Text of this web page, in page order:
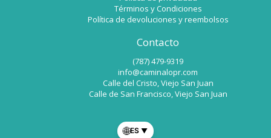
Términos y Condiciones
Política de devoluciones y reembolsos
Contacto
(787) 479-9319
info@caminalopr.com
Calle del Cristo, Viejo San Juan
Calle de San Francisco, Viejo San Juan
🌐ES ▼